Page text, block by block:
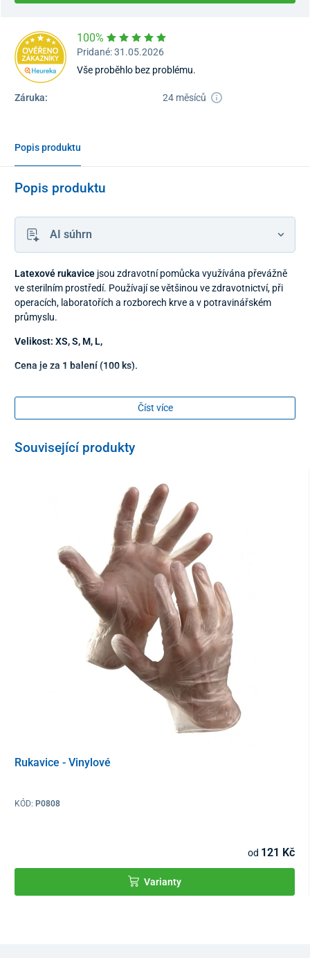
100%
Pridané: 31.05.2026
Vše proběhlo bez problému.
Záruka: 24 měsíců
Popis produktu
Popis produktu
AI súhrn
Latexové rukavice jsou zdravotní pomůcka využívána převážně
ve sterilním prostředí. Používají se většinou ve zdravotnictví, při
operacích, laboratořích a rozborech krve a v potravinářském
průmyslu.
Velikost: XS, S, M, L,
Cena je za 1 balení (100 ks).
Číst více
Související produkty
Rukavice - Vinylové
KÓD: P0808
od 121 Kč
Varianty